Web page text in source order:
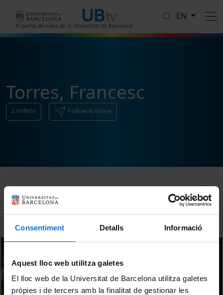
Consentiment Detalls Informació
Aquest lloc web utilitza galetes
El lloc web de la Universitat de Barcelona utilitza galetes
pròpies i de tercers amb la finalitat de gestionar les
El portal de vídeo de la Universitat de Barcelona
EN
Torres, Francesc
2videos Follow & Share
Sort